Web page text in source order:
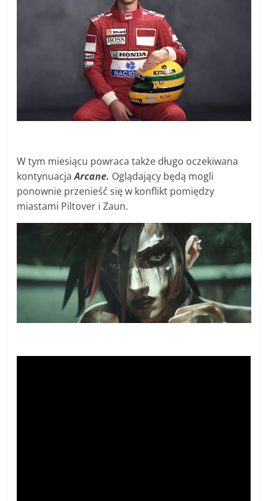
W tym miesiącu powraca także długo oczekiwana
kontynuacjaArcane. Oglądający będą mogli
ponownie przenieść się w konflikt pomiędzy
miastami Piltover i Zaun.